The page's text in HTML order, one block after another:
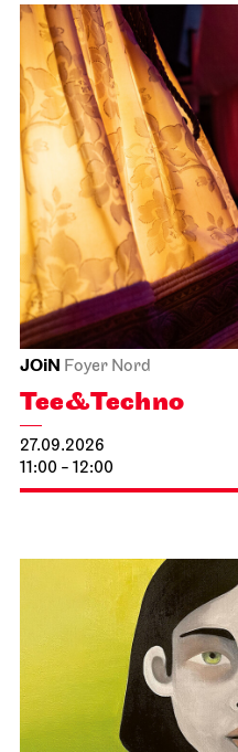
JOiN Foyer Nord
Tee&Techno
27.09.2026
11:00 - 12:00